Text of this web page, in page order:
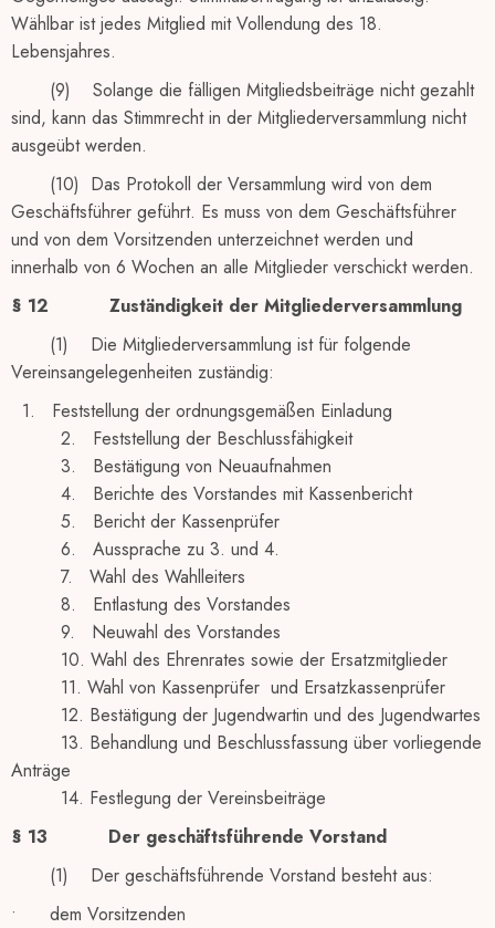
Wählbar ist jedes Mitglied mit Vollendung des 18.
Lebensjahres.
(9) Solange die fälligen Mitgliedsbeiträge nicht gezahlt
sind, kann das Stimmrecht in der Mitgliederversammlung nicht
ausgeübt werden.
(10) Das Protokoll der Versammlung wird von dem
Geschäftsführer geführt. Es muss von dem Geschäftsführer
und von dem Vorsitzenden unterzeichnet werden und
innerhalb von 6 Wochen an alle Mitglieder verschickt werden.
§ 12
Zuständigkeit der Mitgliederversammlung
(1) Die Mitgliederversammlung ist für folgende
Vereinsangelegenheiten zuständig:
1. Feststellung der ordnungsgemäßen Einladung
2. Feststellung der Beschlussfähigkeit
3. Bestätigung von Neuaufnahmen
4. Berichte des Vorstandes mit Kassenbericht
5. Bericht der Kassenprüfer
6. Aussprache zu 3. und 4.
7. Wahl des Wahlleiters
8. Entlastung des Vorstandes
9. Neuwahl des Vorstandes
10. Wahl des Ehrenrates sowie der Ersatzmitglieder
11. Wahl von Kassenprüfer und Ersatzkassenprüfer
12. Bestätigung der Jugendwartin und des Jugendwartes
13. Behandlung und Beschlussfassung über vorliegende
Anträge
14. Festlegung der Vereinsbeiträge
§ 13
Der geschäftsführende Vorstand
(1) Der geschäftsführende Vorstand besteht aus:
• dem Vorsitzenden